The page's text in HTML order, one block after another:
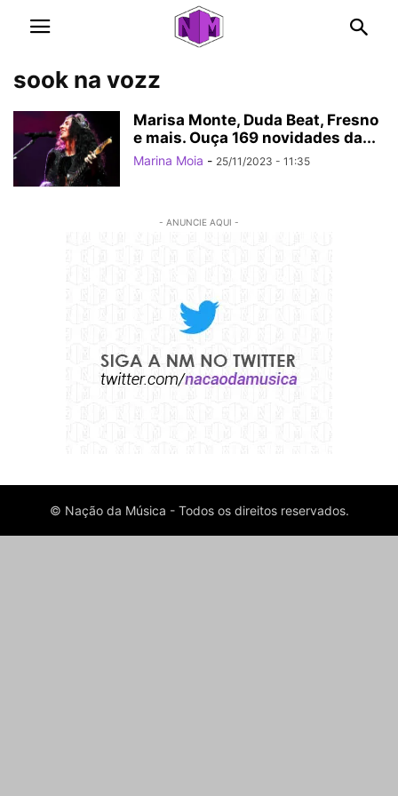
sook na vozz
Marisa Monte, Duda Beat, Fresno
e mais. Ouça 169 novidades da...
Marina Moia - 25/11/2023 - 11:35
- ANUNCIE AQUI -
© Nação da Música - Todos os direitos reservados.